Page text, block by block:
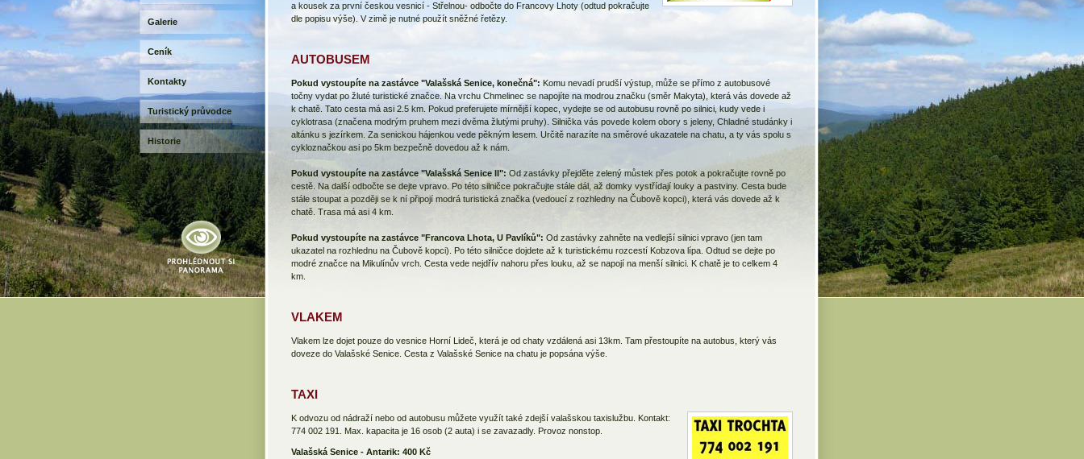
Galerie
Ceník
Kontakty
Turistický průvodce
Historie
a kousek za první českou vesnicí - Střelnou- odbočte do Francovy Lhoty (odtud pokračujte
dle popisu výše). V zimě je nutné použít sněžné řetězy.
AUTOBUSEM
Pokud vystoupíte na zastávce "Valašská Senice, konečná": Komu nevadí prudší výstup, může se přímo z autobusové
točny vydat po žluté turistické značce. Na vrchu Chmelinec se napojíte na modrou značku (směr Makyta), která vás dovede až
k chatě. Tato cesta má asi 2.5 km. Pokud preferujete mírnější kopec, vydejte se od autobusu rovně po silnici, kudy vede i
cyklotrasa (značena modrým pruhem mezi dvěma žlutými pruhy). Silnička vás povede kolem obory s jeleny, Chladné studánky i
altánku s jezírkem. Za senickou hájenkou vede pěkným lesem. Určitě narazíte na směrové ukazatele na chatu, a ty vás spolu s
cykloznačkou asi po 5km bezpečně dovedou až k nám.
Pokud vystoupíte na zastávce "Valašská Senice II": Od zastávky přejděte zelený můstek přes potok a pokračujte rovně po
cestě. Na další odbočte se dejte vpravo. Po této silničce pokračujte stále dál, až domky vystřídají louky a pastviny. Cesta bude
stále stoupat a později se k ní připojí modrá turistická značka (vedoucí z rozhledny na Čubově kopci), která vás dovede až k
chatě. Trasa má asi 4 km.
Pokud vystoupíte na zastávce "Francova Lhota, U Pavlíků": Od zastávky zahněte na vedlejší silnici vpravo (jen tam
ukazatel na rozhlednu na Čubově kopci). Po této silničce dojdete až k turistickému rozcestí Kobzova lípa. Odtud se dejte po
modré značce na Mikulínův vrch. Cesta vede nejdřív nahoru přes louku, až se napojí na menší silnici. K chatě je to celkem 4
km.
VLAKEM
Vlakem lze dojet pouze do vesnice Horní Lideč, která je od chaty vzdálená asi 13km. Tam přestoupíte na autobus, který vás
doveze do Valašské Senice. Cesta z Valašské Senice na chatu je popsána výše.
TAXI
K odvozu od nádraží nebo od autobusu můžete využít také zdejší valašskou taxislužbu. Kontakt:
774 002 191. Max. kapacita je 16 osob (2 auta) i se zavazadly. Provoz nonstop.
Valašská Senice - Antarik: 400 Kč